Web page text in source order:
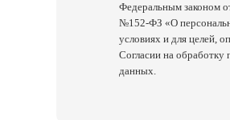
Федеральным законом
№152-ФЗ «О
условиях и для целей,
Согласии на обработку
данных.